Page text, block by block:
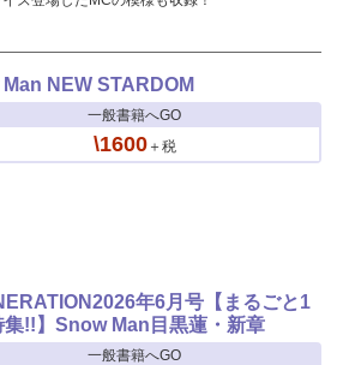
NEW STARDOM
一般書籍へGO
\1600＋税
年6月号【まるごと1
集!!】Snow Man目黒蓮・新章
一般書籍へGO